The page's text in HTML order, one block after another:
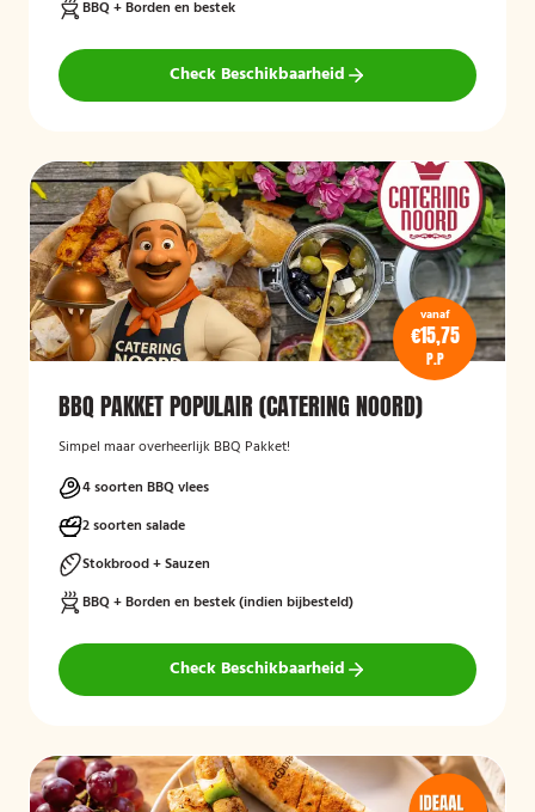
BBQ + Borden en bestek
Check Beschikbaarheid
vanaf
€15,75
P.P
BBQ PAKKET POPULAIR (CATERING NOORD)
Simpel maar overheerlijk BBQ Pakket!
4 soorten BBQ vlees
2 soorten salade
Stokbrood + Sauzen
BBQ + Borden en bestek (indien bijbesteld)
Check Beschikbaarheid